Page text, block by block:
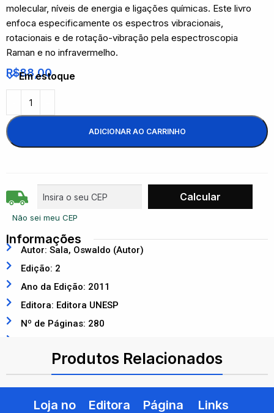
molecular, níveis de energia e ligações químicas. Este livro
enfoca especificamente os espectros vibracionais,
rotacionais e de rotação-vibração pela espectroscopia
Raman e no infravermelho.
R$88,00
Em estoque
ADICIONAR AO CARRINHO
Não sei meu CEP
Informações
Autor: Sala, Oswaldo (Autor)
Edição: 2
Ano da Edição: 2011
Editora: Editora UNESP
Nº de Páginas: 280
Produtos Relacionados
Loja no
Editora Página Links